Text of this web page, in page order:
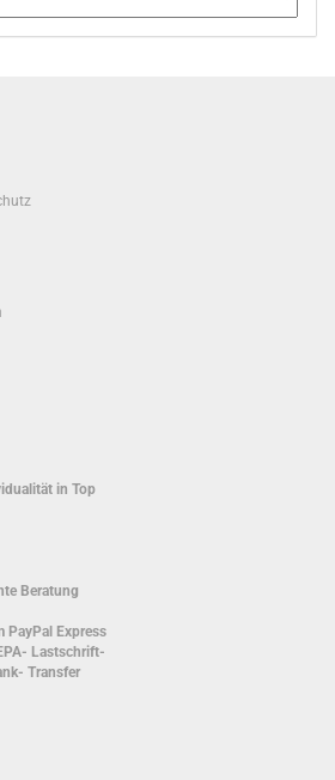
in Top
Beratung
PayPal Express
Lastschrift-
Transfer